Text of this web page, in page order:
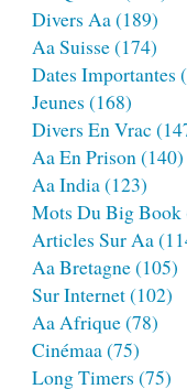
Divers Aa(189)
Aa Suisse(174)
Dates Importantes
Jeunes (168)
Divers En Vrac
Aa En Prison(140)
Aa India(123)
Mots Du Big Book
Articles Sur Aa
Aa Bretagne(105)
Sur Internet(102)
Aa Afrique(78)
Cinémaa(75)
Long Timers (75)